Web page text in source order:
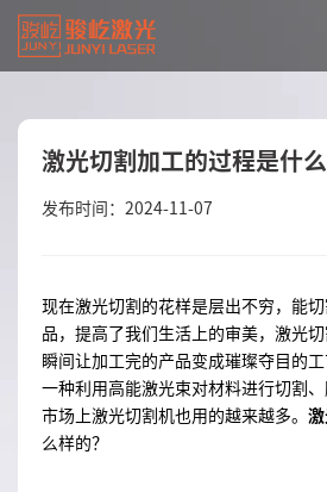
激光切割加工的过程是什
发布时间：2024-11-07
现在激光切割的花样是层出不穷，能
品，提高了我们生活上的审美，激光
瞬间让加工完的产品变成璀璨夺目的
一种利用高能激光束对材料进行切割、
市场上激光切割机也用的越来越多。
么样的？